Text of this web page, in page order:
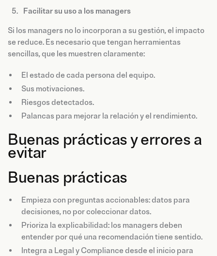
Facilitar su uso a los managers
Si los managers no lo incorporan a su gestión, el impacto
se reduce. Es necesario que tengan herramientas
sencillas, que les muestren claramente:
El estado de cada persona del equipo.
Sus motivaciones.
Riesgos detectados.
Palancas para mejorar la relación y el rendimiento.
Buenas prácticas y errores a
evitar
Buenas prácticas
Empieza con preguntas accionables: datos para
decisiones, no por coleccionar datos.
Prioriza la explicabilidad: los managers deben
entender por qué una recomendación tiene sentido.
Integra a Legal y Compliance desde el inicio para